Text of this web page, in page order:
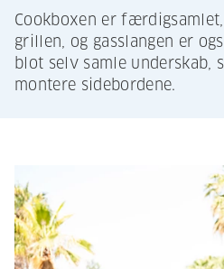
Cookboxen er
grillen, og gasslangen er
blot selv samle underskab,
montere sidebordene.